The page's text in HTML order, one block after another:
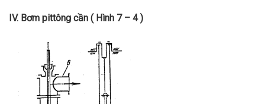
IV. Bơm pittông cần ( Hình 7 – 4 )